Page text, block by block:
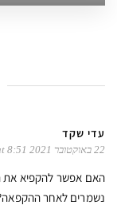
עדי שקד
22 באוקטובר 2021 at 8:51
האם אפשר להקפיא את
נשמרים לאחר